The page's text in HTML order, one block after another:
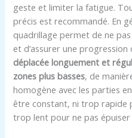
geste et limiter la fatigue.
précis est recommandé. En
quadrillage permet de ne
et d’assurer une progression
déplacée longuement et
zones plus basses, de
homogène avec les parties
être constant, ni trop rapide
trop lent pour ne pas épuiser